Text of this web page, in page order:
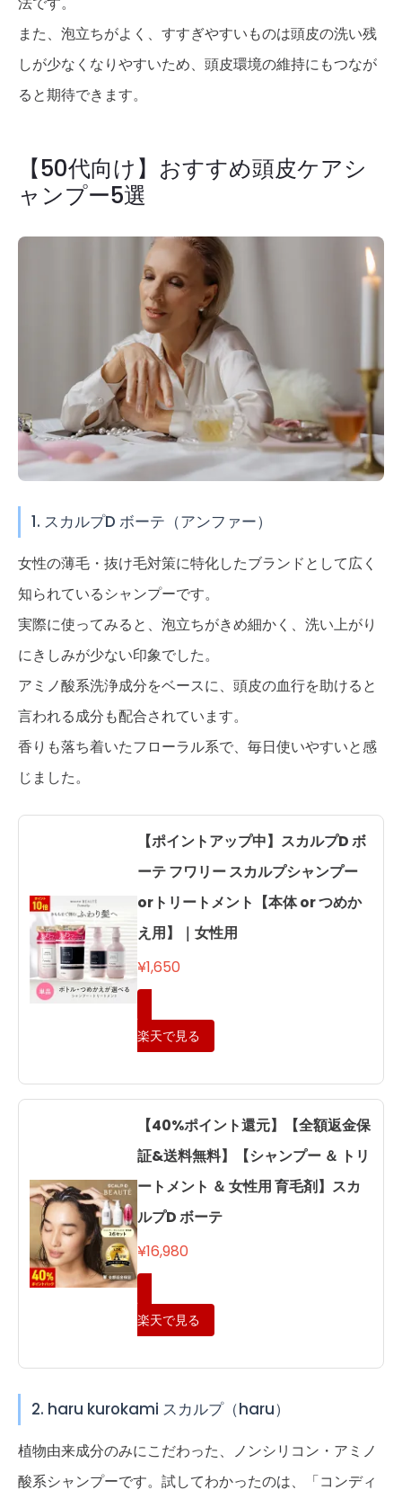
また、泡立ちがよく、すすぎやすいものは頭皮の洗い残
しが少なくなりやすいため、頭皮環境の維持にもつなが
ると期待できます。
【50代向け】おすすめ頭皮ケアシ
ャンプー5選
1. スカルプD ボーテ（アンファー）
女性の薄毛・抜け毛対策に特化したブランドとして広く
知られているシャンプーです。
実際に使ってみると、泡立ちがきめ細かく、洗い上がり
にきしみが少ない印象でした。
アミノ酸系洗浄成分をベースに、頭皮の血行を助けると
言われる成分も配合されています。
香りも落ち着いたフローラル系で、毎日使いやすいと感
じました。
【ポイントアップ中】スカルプD ボ
ーテ フワリー スカルプシャンプー
orトリートメント【本体 or つめか
え用】｜女性用
¥1,650
楽天で見る
【40%ポイント還元】【全額返金保
証&送料無料】【シャンプー ＆ トリ
ートメント ＆ 女性用 育毛剤】スカ
ルプD ボーテ
¥16,980
楽天で見る
2. haru kurokami スカルプ（haru）
植物由来成分のみにこだわった、ノンシリコン・アミノ
酸系シャンプーです。試してわかったのは、「コンディ